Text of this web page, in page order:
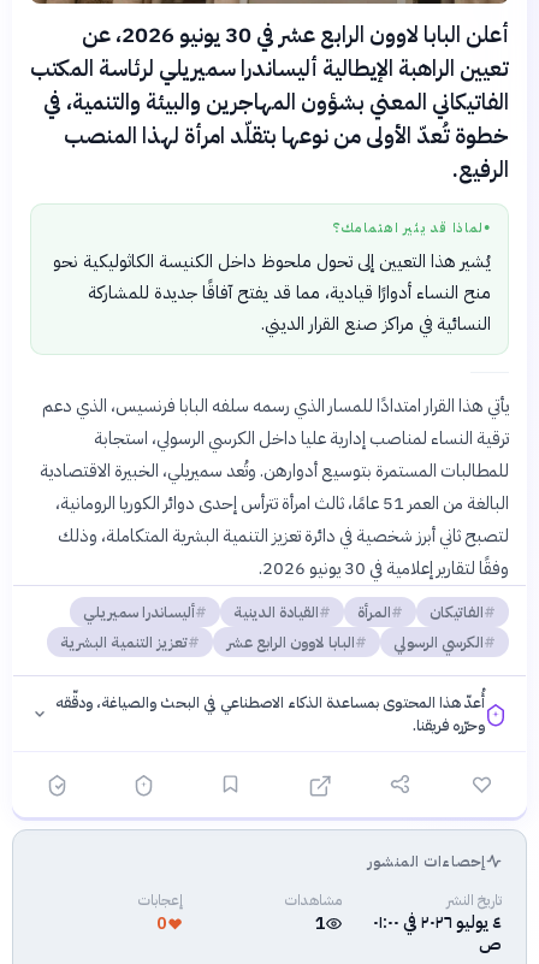
أعلن البابا لاوون الرابع عشر في 30 يونيو 2026، عن
تعيين الراهبة الإيطالية أليساندرا سميريلي لرئاسة المكتب
الفاتيكاني المعني بشؤون المهاجرين والبيئة والتنمية، في
خطوة تُعدّ الأولى من نوعها بتقلّد امرأة لهذا المنصب
الرفيع.
● لماذا قد يثير اهتمامك؟
يُشير هذا التعيين إلى تحول ملحوظ داخل الكنيسة الكاثوليكية نحو
منح النساء أدوارًا قيادية، مما قد يفتح آفاقًا جديدة للمشاركة
النسائية في مراكز صنع القرار الديني.
يأتي هذا القرار امتدادًا للمسار الذي رسمه سلفه البابا فرنسيس، الذي دعم
ترقية النساء لمناصب إدارية عليا داخل الكرسي الرسولي، استجابة
للمطالبات المستمرة بتوسيع أدوارهن. وتُعد سميريلي، الخبيرة الاقتصادية
البالغة من العمر 51 عامًا، ثالث امرأة تترأس إحدى دوائر الكوريا الرومانية،
لتصبح ثاني أبرز شخصية في دائرة تعزيز التنمية البشرية المتكاملة، وذلك
وفقًا لتقارير إعلامية في 30 يونيو 2026.
الفاتيكان المرأة القيادة الدينية
أليساندرا سميريلي
الكرسي الرسولي
البابا لاوون الرابع عشر تعزيز التنمية البشرية
أُعدّ هذا المحتوى بمساعدة الذكاء الاصطناعي في البحث والصياغة، ودقّقه
وحرّره فريقنا.
فلسفتنا المعرفية·سياسة الذكاء الاصطناعيإحصاءات المنشور
تاريخ النشر
٤ يوليو ٢٠٢٦ في ٠١:٠٠
ص
مشاهدات
1
إعجابات
0